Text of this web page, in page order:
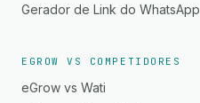
Gerador de Link do WhatsApp
EGROW VS COMPETIDORES
eGrow vs Wati